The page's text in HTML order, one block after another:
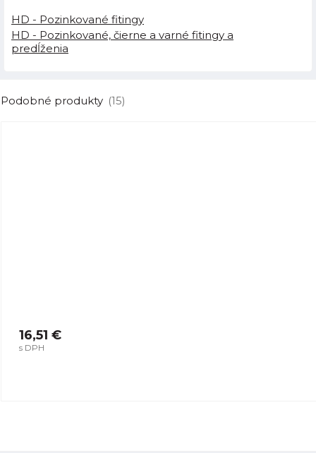
HD - Pozinkované fitingy
HD - Pozinkované, čierne a varné fitingy a
predĺženia
Podobné produkty (15)
16,51 €
s DPH